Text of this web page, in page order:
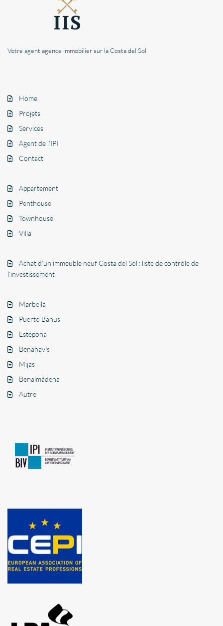
Votre agent agence immobilier sur la Costa del Sol
Home
Projets
Services
Agent de l’IPI
Contact
Appartement
Penthouse
Townhouse
Villa
Achat d’un immeuble neuf Costa del Sol : liste de contrôle de
l’investissement
Marbella
Puerto Banus
Estepona
Benahavís
Mijas
Benalmádena
Autre